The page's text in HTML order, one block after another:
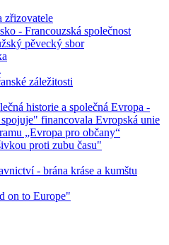
zřizovatele
- Francouzská společnost
pěvecký sbor
záležitosti
historie a společná Evropa -
spojuje" financovala Evropská unie
„Evropa pro občany“
proti zubu času"
- brána kráse a kumštu
on to Europe"